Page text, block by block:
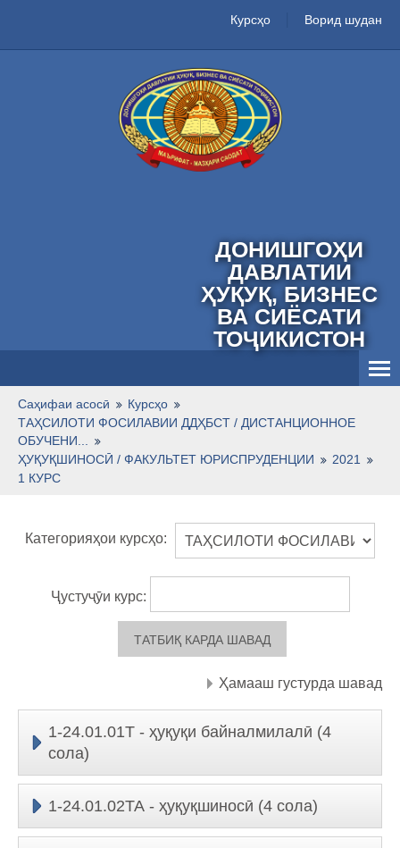
Курсҳо Ворид шудан
ДОНИШГОҲИ
ДАВЛАТИИ
ҲУҚУҚ, БИЗНЕС
ВА СИЁСАТИ
ТОҶИКИСТОН
Тоҷикӣ ‎(tj)‎
Саҳифаи асосӣ
Курсҳо
ТАҲСИЛОТИ ФОСИЛАВИИ ДДҲБСТ / ДИСТАНЦИОННОЕ
ОБУЧЕНИ...
ҲУҚУҚШИНОСӢ / ФАКУЛЬТЕТ ЮРИСПРУДЕНЦИИ
2021
1 КУРС
Категорияҳои курсҳо:
Ҷустуҷӯи курс:
Ҳамааш густурда шавад
1-24.01.01Т - ҳуқуқи байналмилалӣ (4
сола)
1-24.01.02ТА - ҳуқуқшиносӣ (4 сола)